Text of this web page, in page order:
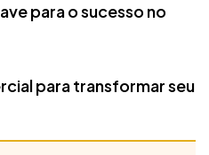
para o sucesso no
para transformar seu